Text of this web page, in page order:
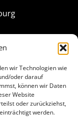
wir Technologien wie
oder darauf
können wir Daten
Website
oder zurückziehst,
werden.